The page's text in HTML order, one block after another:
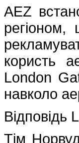
AEZ
регіоном,
користь
London
навколо
Відповідь
Тім